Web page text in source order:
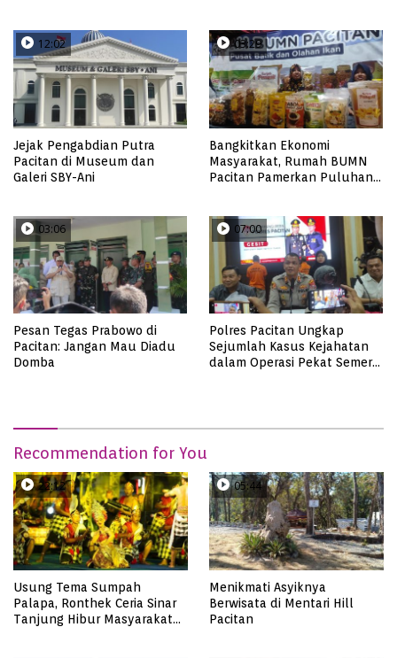
12:02
Jejak Pengabdian Putra
Pacitan di Museum dan
Galeri SBY-Ani
03:29
Bangkitkan Ekonomi
Masyarakat, Rumah BUMN
Pacitan Pamerkan Puluhan
03:06
Pesan Tegas Prabowo di
Pacitan: Jangan Mau Diadu
Domba
07:00
Polres Pacitan Ungkap
Sejumlah Kasus Kejahatan
dalam Operasi Pekat Semeru
Recommendation for You
22:12
Usung Tema Sumpah
Palapa, Ronthek Ceria Sinar
Tanjung Hibur Masyarakat
05:44
Menikmati Asyiknya
Berwisata di Mentari Hill
Pacitan